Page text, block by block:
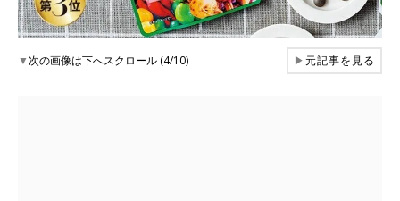
▼次の画像は下へスクロール (4/10) ▶元記事を見る